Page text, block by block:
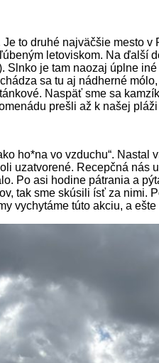
to druhé najväčšie mesto
letoviskom. Na ďalší
Slnko je tam naozaj úplne
sa tu aj nádherné
Naspäť sme sa
prešli až k našej
ho*na vo vzduchu“.
uzatvorené. Recepčná nás
Po asi hodine pátrania a
tak sme skúsili ísť za nimi.
vychytáme túto akciu, a